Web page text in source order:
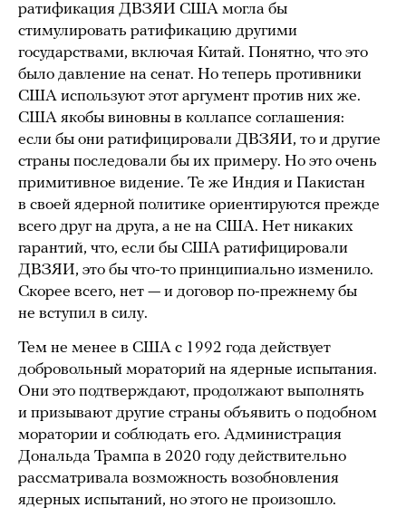
ратификация ДВЗЯИ США могла бы
стимулировать ратификацию другими
государствами, включая Китай. Понятно, что это
было давление на сенат. Но теперь противники
США используют этот аргумент против них же.
США якобы виновны в коллапсе соглашения:
если бы они ратифицировали ДВЗЯИ, то и другие
страны последовали бы их примеру. Но это очень
примитивное видение. Те же Индия и Пакистан
в своей ядерной политике ориентируются прежде
всего друг на друга, а не на США. Нет никаких
гарантий, что, если бы США ратифицировали
ДВЗЯИ, это бы что-то принципиально изменило.
Скорее всего, нет — и договор по-прежнему бы
не вступил в силу.
Тем не менее в США с 1992 года действует
добровольный мораторий на ядерные испытания.
Они это подтверждают, продолжают выполнять
и призывают другие страны объявить о подобном
моратории и соблюдать его. Администрация
Дональда Трампа в 2020 году действительно
рассматривала возможность возобновления
ядерных испытаний, но этого не произошло.